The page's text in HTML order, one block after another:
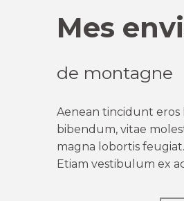
Mes
de montagne
Aenean tincidunt
bibendum, vitae
magna lobortis
Etiam vestibulum ex